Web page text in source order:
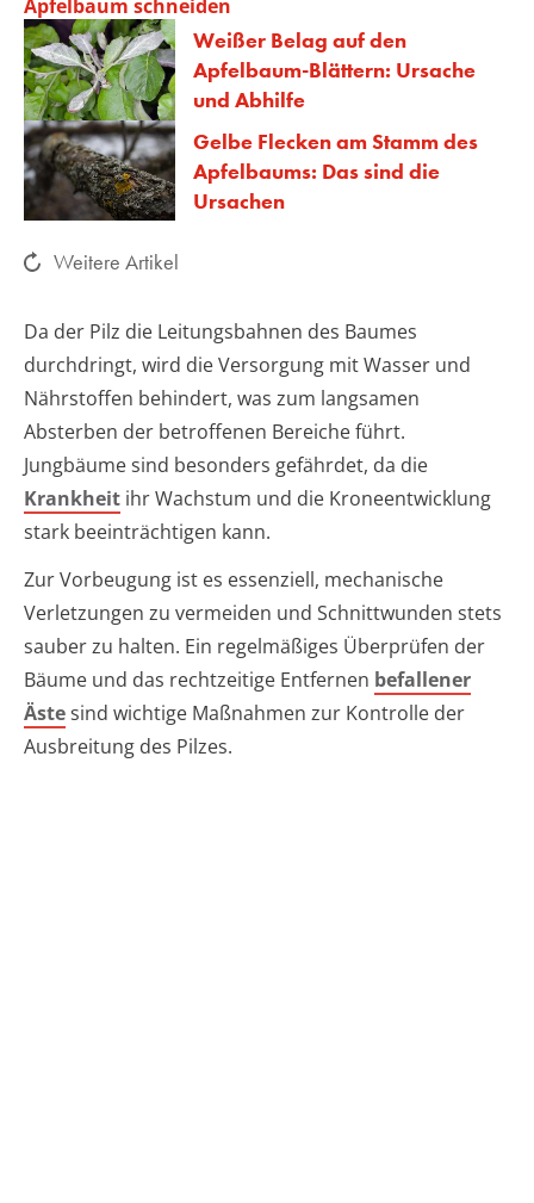
Apfelbaum schneiden
Weißer Belag auf den
Apfelbaum-Blättern: Ursache
und Abhilfe
Gelbe Flecken am Stamm des
Apfelbaums: Das sind die
Ursachen
Weitere Artikel
Da der Pilz die Leitungsbahnen des Baumes
durchdringt, wird die Versorgung mit Wasser und
Nährstoffen behindert, was zum langsamen
Absterben der betroffenen Bereiche führt.
Jungbäume sind besonders gefährdet, da die
Krankheit ihr Wachstum und die Kroneentwicklung
stark beeinträchtigen kann.
Zur Vorbeugung ist es essenziell, mechanische
Verletzungen zu vermeiden und Schnittwunden stets
sauber zu halten. Ein regelmäßiges Überprüfen der
Bäume und das rechtzeitige Entfernen befallener
Ästesind wichtige Maßnahmen zur Kontrolle der
Ausbreitung des Pilzes.